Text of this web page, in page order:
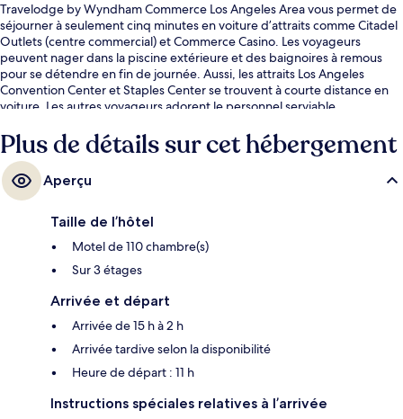
Travelodge by Wyndham Commerce Los Angeles Area vous permet de
séjourner à seulement cinq minutes en voiture d’attraits comme Citadel
Outlets (centre commercial) et Commerce Casino. Les voyageurs
peuvent nager dans la piscine extérieure et des baignoires à remous
pour se détendre en fin de journée. Aussi, les attraits Los Angeles
Convention Center et Staples Center se trouvent à courte distance en
voiture. Les autres voyageurs adorent le personnel serviable.
Plus de détails sur cet hébergement
Aperçu
Taille de l’hôtel
Motel de 110 chambre(s)
Sur 3 étages
Arrivée et départ
Arrivée de 15 h à 2 h
Arrivée tardive selon la disponibilité
Heure de départ : 11 h
Instructions spéciales relatives à l’arrivée